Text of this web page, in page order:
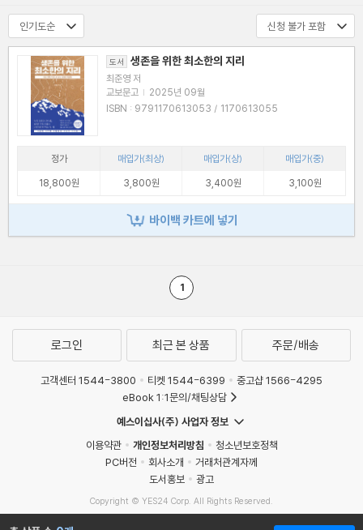
도서 생존을 위한 최소한의 지리
최준영 저
교보문고 | 2025년 09월
ISBN : 9791170613053 / 1170613055
정가 매입가(최상) 매입가(상)
매입가(중)
18,800원
3,800원 3,400원 3,100원
바이백 카트에 넣기
1
로그인 최근 본 상품 주문/배송
고객센터 1544-3800 티켓 1544-6399
중고샵 1566-4295
eBook 1:1문의/채팅상담
예스이십사(주) 사업자 정보
이용약관
개인정보처리방침
청소년보호정책
PC버전
회사소개
거래처관계자께
도서홍보
광고
Copyright © YES24 Corp. All Rights Reserved.
MATOM3